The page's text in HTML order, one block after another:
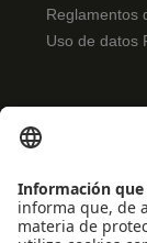
Reglamentos
Uso de datos
Noticias
Eventos
Profesores